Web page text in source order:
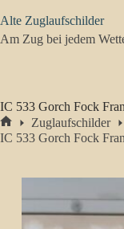
Inhalt
springen
Alte Zuglaufschilder
Am Zug bei jedem
IC 533 Gorch Fock
Start
Zuglaufschilder
IC 533 Gorch Fock